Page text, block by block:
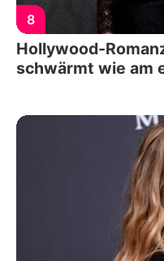
8
Hollywood-
schwärmt wie am